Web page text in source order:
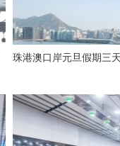
珠港澳口岸元旦假期三